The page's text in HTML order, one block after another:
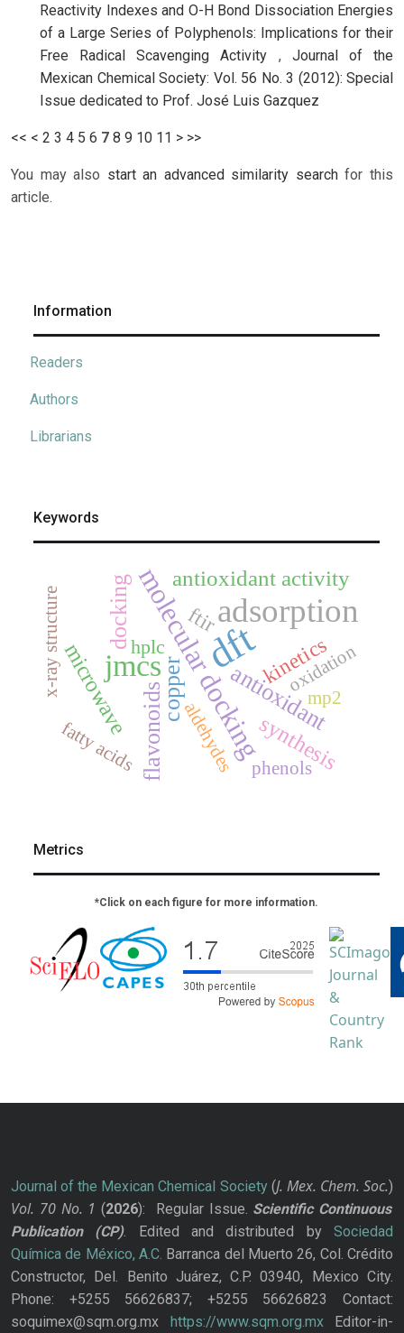
Reactivity Indexes and O-H Bond Dissociation Energies
of a Large Series of Polyphenols: Implications for their
Free Radical Scavenging Activity , Journal of the
Mexican Chemical Society: Vol. 56 No. 3 (2012): Special
Issue dedicated to Prof. José Luis Gazquez
<< < 2 3 4 5 6 7 8 9 10 11 > >>
You may also start an advanced similarity searchfor this
article.
Information
Readers
Authors
Librarians
Keywords
dft
adsorption
jmcsmolecular docking
copper antioxidant
flavonoids
docking antioxidant activity
microwave
synthesis
kinetics
ftir
hplc oxidation
fatty acids
x-ray structure
mp2
aldehydes phenols
Metrics
*Click on each figure for more information.
Journal of the Mexican Chemical Society(J. Mex. Chem. Soc.)
Vol. 70 No. 1 (2026): Regular Issue. Scientific Continuous
Publication
(CP). Edited and distributed bySociedad
Química de México, A.C. Barranca del Muerto 26, Col. Crédito
Constructor, Del. Benito Juárez, C.P. 03940, Mexico City.
Phone: +5255 56626837; +5255 56626823 Contact:
soquimex@sqm.org.mx https://www.sqm.org.mxEditor-in-